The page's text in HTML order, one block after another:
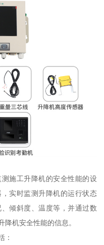
施工升降机的安全性能的设
实时监测升降机的运行状态
倾斜度、温度等，并通过数
机安全性能的信息。
：